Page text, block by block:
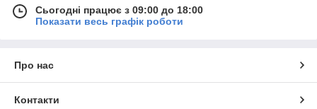
Сьогодні працює з 09:00 до 18:00
Показати весь графік роботи
Про нас
Контакти